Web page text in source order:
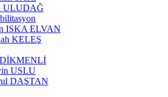
ULUDAĞ
ISKA ELVAN
KELEŞ
DİKMENLİ
USLU
DAŞTAN